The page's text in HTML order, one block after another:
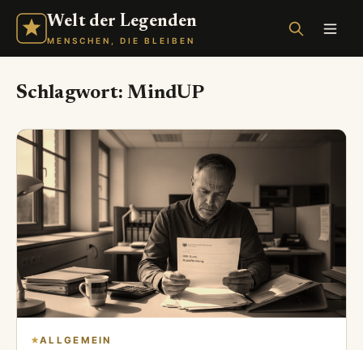
Welt der Legenden
MENSCHEN, DIE BLEIBEN
Schlagwort:MindUP
ALLGEMEIN